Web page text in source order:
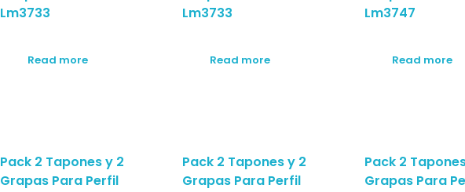
Lm3733
Read more
Lm3733
Read more
Lm3747
Read more
Pack 2 Tapones y 2
Grapas Para Perfil
Pack 2 Tapones y 2
Grapas Para Perfil
Pack 2
Grapas Para